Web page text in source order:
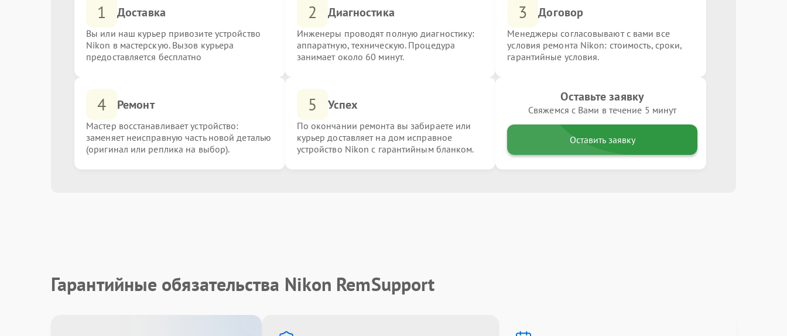
1 Доставка
Вы или наш курьер привозите устройство
Nikon в мастерскую. Вызов курьера
предоставляется бесплатно
2 Диагностика
Инженеры проводят полную диагностику:
аппаратную, техническую. Процедура
занимает около 60 минут.
3 Договор
Менеджеры согласовывают с вами все
условия ремонта Nikon: стоимость, сроки,
гарантийные условия.
4 Ремонт
Мастер восстанавливает устройство:
заменяет неисправную часть новой деталью
(оригинал или реплика на выбор).
5 Успех
По окончании ремонта вы забираете или
курьер доставляет на дом исправное
устройство Nikon с гарантийным бланком.
Оставьте заявку
Свяжемся с Вами в течение 5 минут
Оставить заявку
Гарантийные обязательства Nikon RemSupport